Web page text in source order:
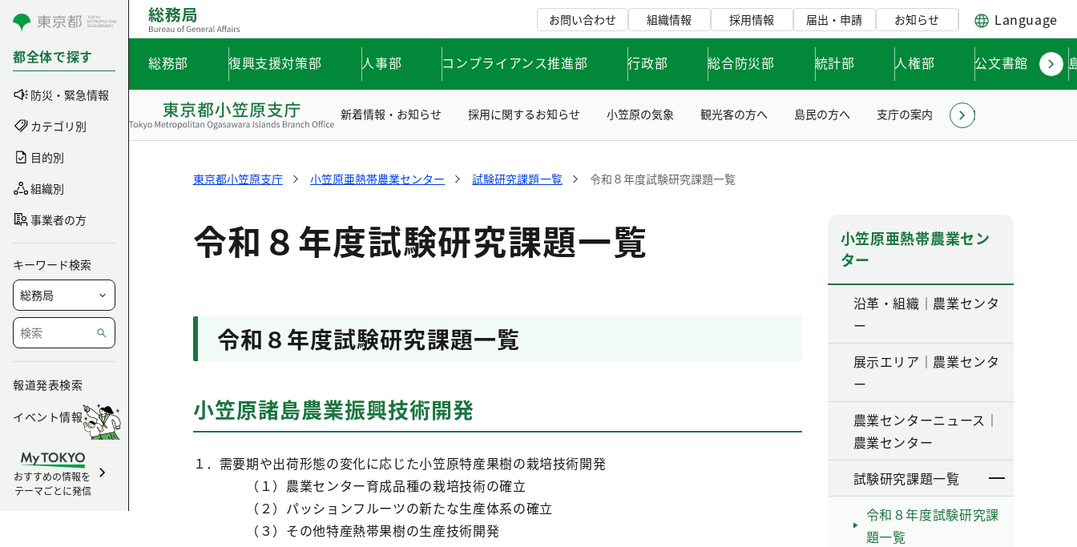
コンテンツにスキップ
都全体で探す
防災・緊急情報
カテゴリ別
目的別
組織別
事業者の方
キーワード検索
報道発表検索
イベント情報
おすすめの情報を
テーマごとに発信
お問い合わせ 組織情報 採用情報 届出・申請 お知らせ Language
総務部 復興支援対策部 人事部 コンプライアンス推進部 行政部 総合防災部 統計部 人権部 公文書館
新着情報・お知らせ 採用に関するお知らせ 小笠原の気象 観光客の方へ 島民の方へ 支庁の案内 小笠原亜熱帯農業セン
東京都小笠原支庁 小笠原亜熱帯農業センター 試験研究課題一覧 令和８年度試験研究課題一覧
令和８年度試験研究課題一覧
令和８年度試験研究課題一覧
小笠原諸島農業振興技術開発
１．需要期や出荷形態の変化に応じた小笠原特産果樹の栽培技術開発
（１）農業センター育成品種の栽培技術の確立
（２）パッションフルーツの新たな生産体系の確立
（３）その他特産熱帯果樹の生産技術開発
小笠原亜熱帯農業セン
ター
沿革・組織｜農業センタ
ー
展示エリア｜農業センタ
ー
農業センターニュース｜
農業センター
試験研究課題一覧
令和８年度試験研究課
題一覧